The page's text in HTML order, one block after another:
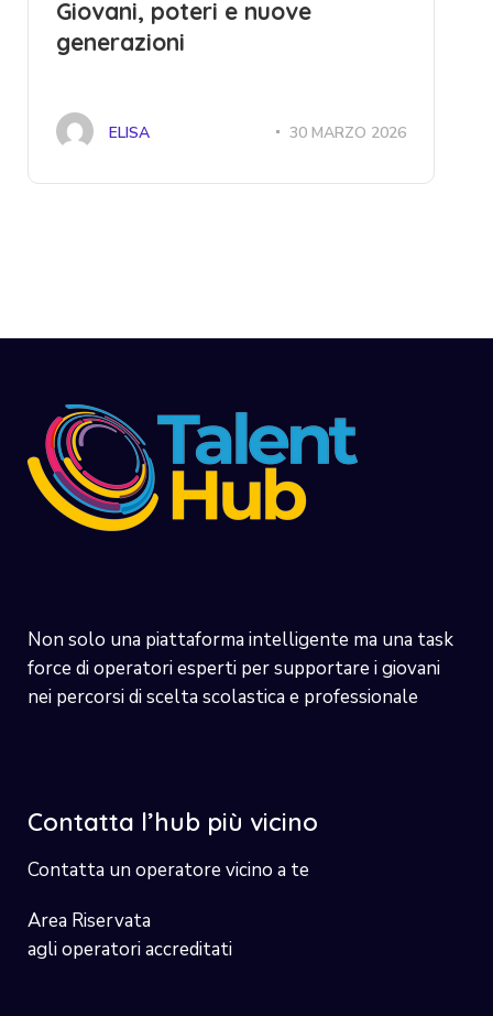
Giovani, poteri e nuove
generazioni
ELISA 30 MARZO 2026
Non solo una piattaforma intelligente ma una task
force di operatori esperti per supportare i giovani
nei percorsi di scelta scolastica e professionale
Contatta l’hub più vicino
Contatta un operatore vicino a te
Area Riservata
agli operatori accreditati